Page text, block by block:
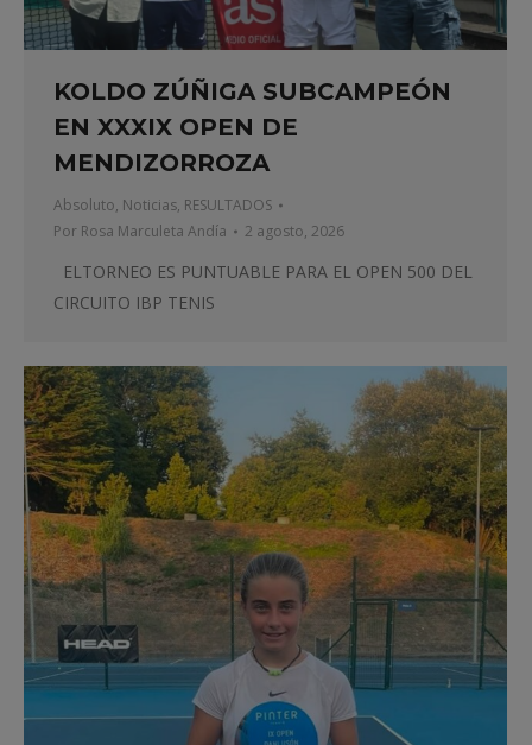
KOLDO ZÚÑIGA SUBCAMPEÓN
EN XXXIX OPEN DE
MENDIZORROZA
Absoluto, Noticias, RESULTADOS
Por Rosa Marculeta Andía 2 agosto, 2026
ELTORNEO ES PUNTUABLE PARA EL OPEN 500 DEL
CIRCUITO IBP TENIS